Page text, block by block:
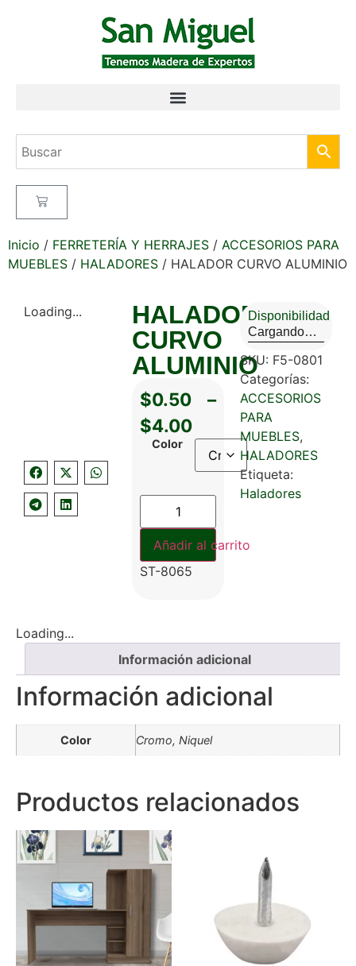
Inicio / FERRETERÍA Y HERRAJES / ACCESORIOS PARA
MUEBLES / HALADORES / HALADOR CURVO ALUMINIO
Loading...
HALADOR
CURVO
ALUMINIO
$0.50 –
$4.00
Color
Añadir al carrito
ST-8065
Disponibilidad
Cargando…
SKU: F5-0801
Categorías:
ACCESORIOS
PARA
MUEBLES,
HALADORES
Etiqueta:
Haladores
Loading...
Información adicional
Información adicional
Color Cromo, Niquel
Productos relacionados